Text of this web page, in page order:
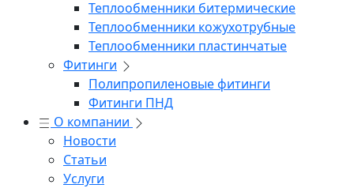
Теплообменники битермические
Теплообменники кожухотрубные
Теплообменники пластинчатые
Фитинги
Полипропиленовые фитинги
Фитинги ПНД
О компании
Новости
Статьи
Услуги